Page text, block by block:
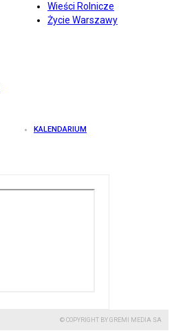
Wieści Rolnicze
Życie Warszawy
KALENDARIUM
© COPYRIGHT BY GREMI MEDIA SA